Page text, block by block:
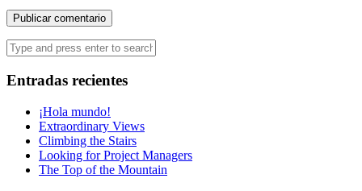
Entradas recientes
¡Hola mundo!
Extraordinary Views
Climbing the Stairs
Looking for Project Managers
The Top of the Mountain